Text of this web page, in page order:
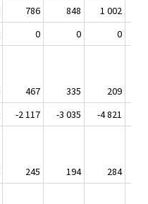
786 848
1 002
0 0
0
467 335
209
-2 117 -3 035 -4 821
245 194
284